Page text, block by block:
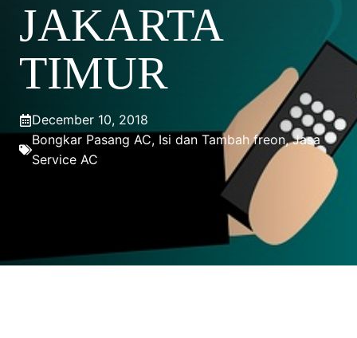
JAKARTA
TIMUR
December 10, 2018
Bongkar Pasang AC, Isi dan Tambah freon,Jasa
Service AC